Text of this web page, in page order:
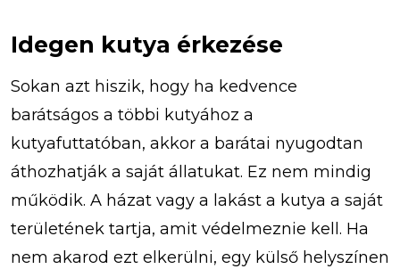
Idegen kutya érkezése
Sokan azt hiszik, hogy ha kedvence
barátságos a többi kutyához a
kutyafuttatóban, akkor a barátai nyugodtan
áthozhatják a saját állatukat. Ez nem mindig
működik. A házat vagy a lakást a kutya a saját
területének tartja, amit védelmeznie kell. Ha
nem akarod ezt elkerülni, egy külső helyszínen